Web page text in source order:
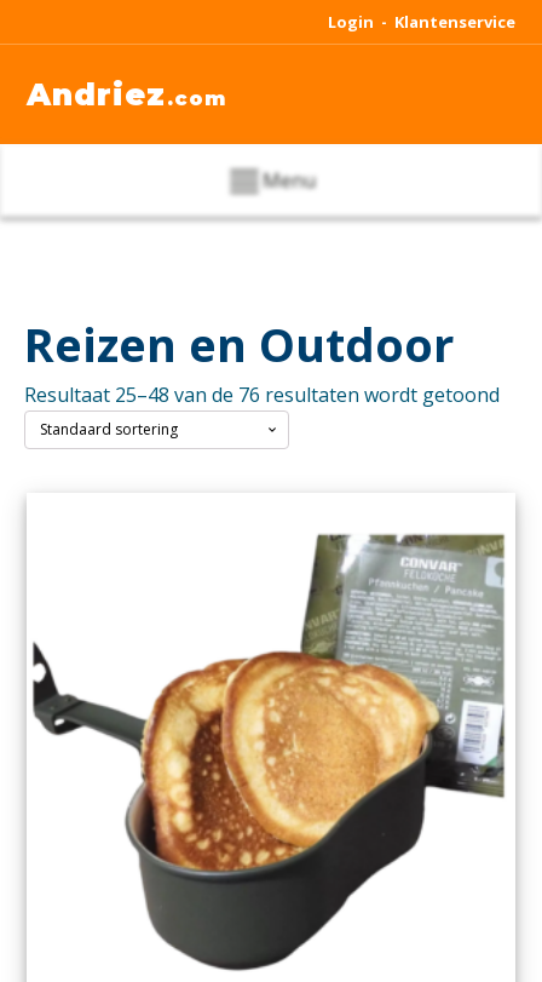
Login - Klantenservice
Andriez .com
Menu
Reizen en Outdoor
Resultaat 25–48 van de 76 resultaten wordt getoond